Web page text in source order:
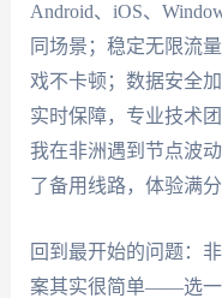
Android、iOS、
同场景；稳定无限流
戏不卡顿；数据安全
实时保障，专业技术
我在非洲遇到节点波
了备用线路，体验满分
回到最开始的问题：
案其实很简单——选一